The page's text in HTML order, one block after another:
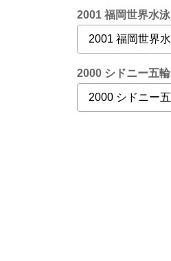
2001 福岡世界水泳
2000 シドニー五輪